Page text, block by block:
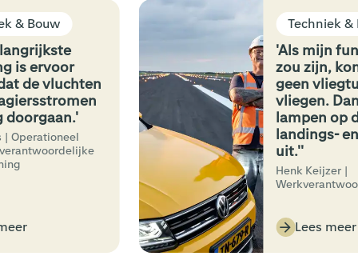
Bouw
ervoor
de vluchten
Techniek &
'Als mijn
zou zijn,
geen
vliegen. Dan
lampen op
landings- en
uit.''
Henk Keijzer |
Lees meer